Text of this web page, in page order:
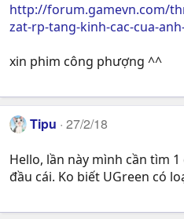
http://forum.gamevn.com/
zat-rp-tang-kinh-cac-cua-
xin phim công phượng ^^
Tipu 27/2/18
Hello, lần này mình cần tìm 1
đầu cái. Ko biết UGreen có